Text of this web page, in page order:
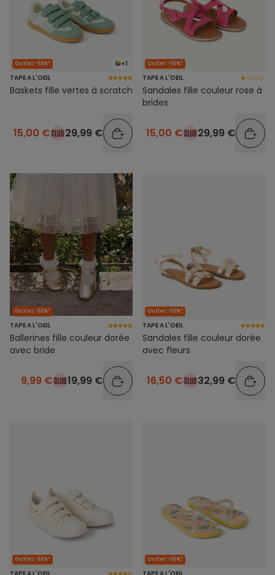
+1
Outlet -50%*
TAPE A L'OEIL
Baskets fille vertes à scratch
15,00 € 29,99 €
Outlet -50%*
TAPE A L'OEIL
Sandales fille couleur rose à
brides
15,00 € 29,99 €
Outlet -50%*
TAPE A L'OEIL
Ballerines fille couleur dorée
avec bride
9,99 € 19,99 €
Outlet -50%*
TAPE A L'OEIL
Sandales fille couleur dorée
avec fleurs
16,50 € 32,99 €
Outlet -50%* Outlet -50%*